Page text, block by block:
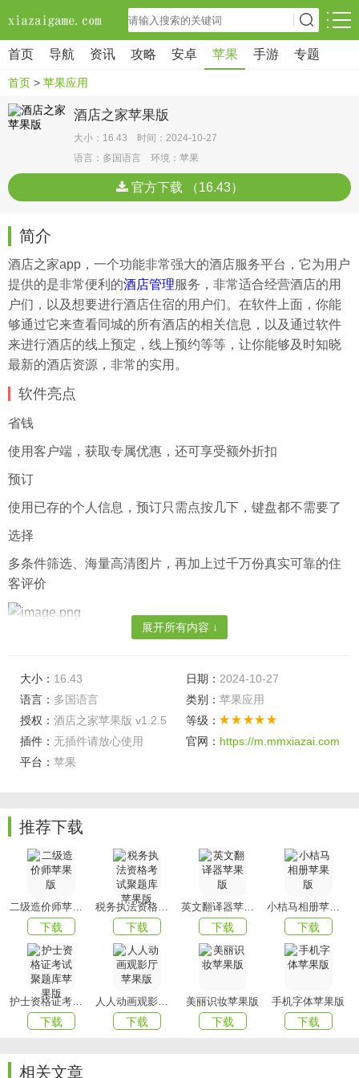
首页 导航 资讯 攻略 安卓 苹果 手游 专题
首页 > 苹果应用
酒店之家苹果版
大小：16.43 时间：2024-10-27
语言：多国语言 环境：苹果
官方下载 （16.43）
简介
酒店之家app，一个功能非常强大的酒店服务平台，它为用户
提供的是非常便利的酒店管理服务，非常适合经营酒店的用
户们，以及想要进行酒店住宿的用户们。在软件上面，你能
够通过它来查看同城的所有酒店的相关信息，以及通过软件
来进行酒店的线上预定，线上预约等等，让你能够及时知晓
最新的酒店资源，非常的实用。
软件亮点
省钱
使用客户端，获取专属优惠，还可享受额外折扣
预订
使用已存的个人信息，预订只需点按几下，键盘都不需要了
选择
多条件筛选、海量高清图片，再加上过千万份真实可靠的住
客评价
酒店资讯
各种最新的酒店资讯信息等，都会第一时间对用户们进行推
荐
一键收藏
安全支付
提供了更加安全的在线支付服务，对每一次的支付都进行安
全的保护
软件优势
为酒店业投资人及上下游供应链提供强大助力，推动酒店行
业蓬勃发展，超全品牌信息
品牌排行榜，助你轻松选品牌，资讯一网打尽，酒店市场资
讯，这里有你想了解的一切
全国城市数据，出行热度、市场热度，助你一臂之力，转酒
以上就是酒店之家苹果版的全部内容了，赶快收藏
展开所有内容 ↓
大小： 16.43 日期： 2024-10-27
语言： 多国语言 类别： 苹果应用
授权： 酒店之家苹果版 v1.2.5
等级：
插件： 无插件请放心使用 官网： https://m.mmxiazai.com
平台： 苹果
推荐下载
二级造价师苹果版
下载
税务执法资格考试聚题库苹果版
下载
英文翻译器苹果版
下载
小桔马相册苹果版
下载
护士资格证考试聚题库苹果版
下载
人人动画观影厅苹果版
下载
美丽识妆苹果版
下载
手机字体苹果版
下载
相关文章